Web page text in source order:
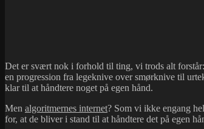
Det er svært nok i forhold til ting, vi trods alt
en progression fra legeknive over smørknive til
klar til at håndtere noget på egen hånd.
Men algoritmernes internet? Som vi ikke engang
for, at de bliver i stand til at håndtere det på egen